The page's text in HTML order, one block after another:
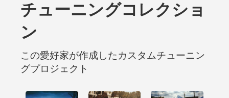
チューニングコレクショ
ン
この愛好家が作成したカスタムチューニン
グプロジェクト